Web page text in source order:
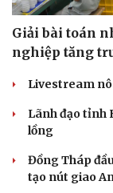
Giải bài toán
nghiệp tăng
Livestream
Lãnh đạo tỉnh
lồng
Đồng Tháp
tạo nút giao